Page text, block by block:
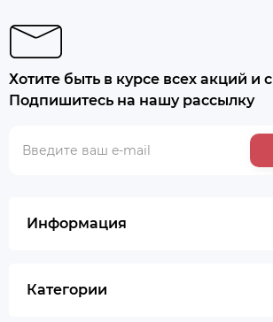
Хотите быть в курсе всех акций и
Подпишитесь на нашу рассылку
Информация
Категории